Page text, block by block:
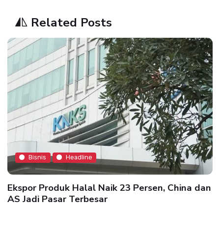
Related Posts
Bisnis Headline
Ekspor Produk Halal Naik 23 Persen, China dan
AS Jadi Pasar Terbesar